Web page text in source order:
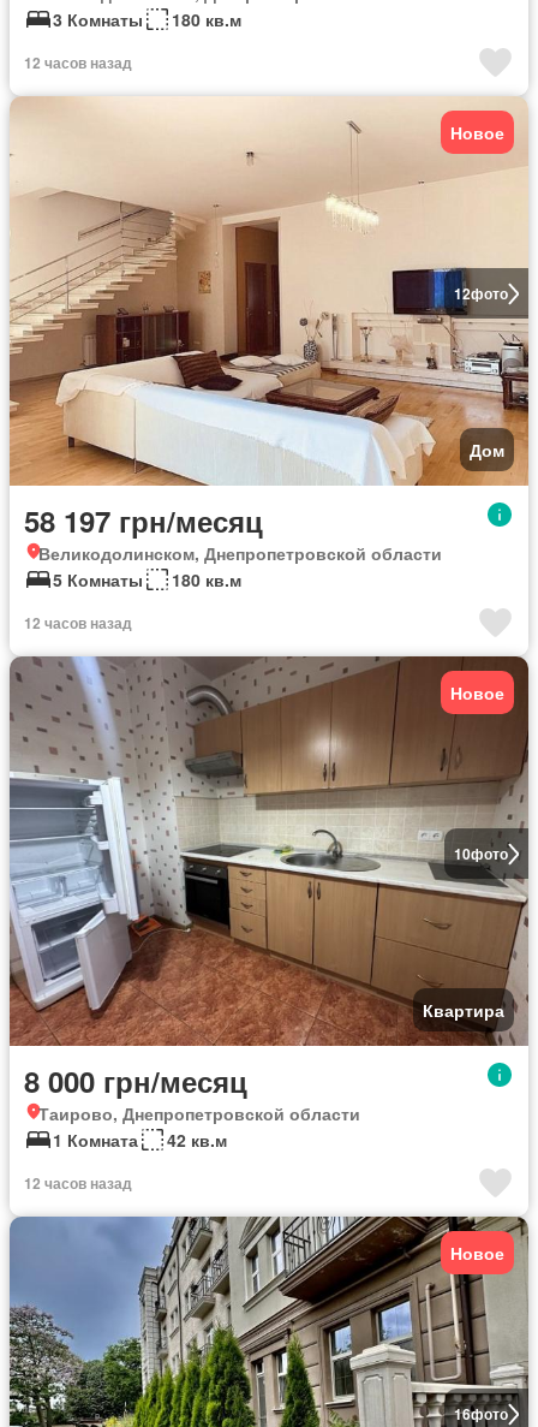
3 Комнаты
180 кв.м
12 часов назад
12фото
Новое
Дом
58 197 грн/месяц
Великодолинском, Днепропетровской области
5 Комнаты
180 кв.м
12 часов назад
10фото
Новое
Квартира
8 000 грн/месяц
Таирово, Днепропетровской области
1 Комната
42 кв.м
12 часов назад
16фото
Новое